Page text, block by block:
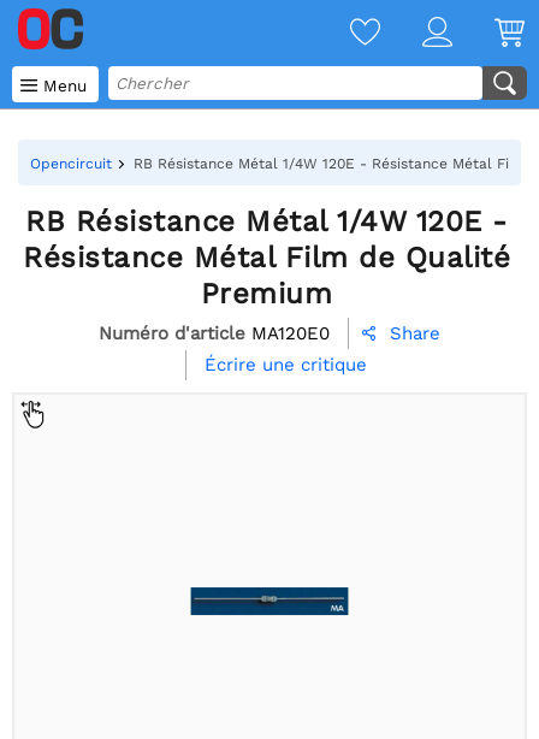
 Menu
Opencircuit RB Résistance Métal 1/4W 120E - Résistance Métal Film
RB Résistance Métal 1/4W 120E -
Résistance Métal Film de Qualité
Premium
Numéro d'article MA120E0 
Share
Écrire une critique